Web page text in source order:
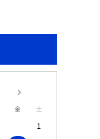
金 土
1